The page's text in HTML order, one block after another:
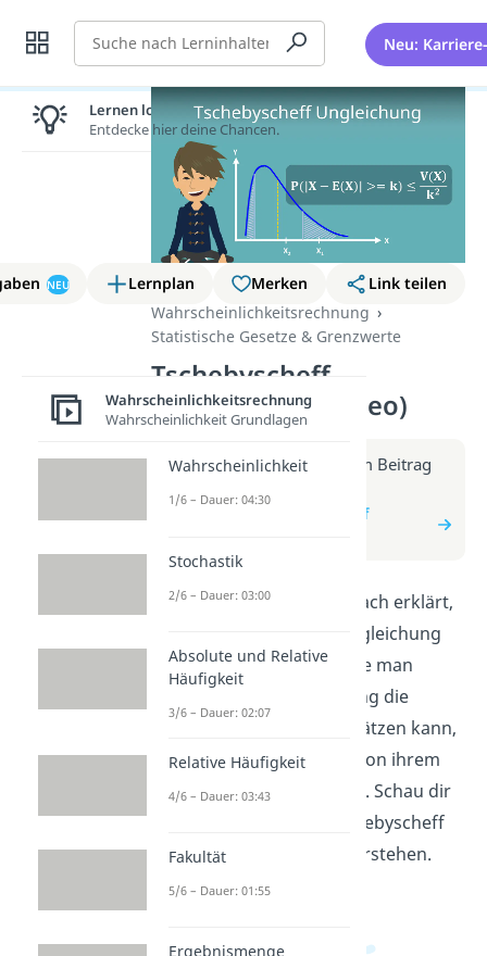
Suche Neu:
NEU Lernplan Merken
Link teilen
Wahrscheinlichkeitsrechnung
Statistische Gesetze & Grenzwerte
Tschebyscheff
Ungleichung (Video)
Weitere Infos erhältst du im Beitrag
zum Video
zum Beitrag: Tschebyscheff
In diesem Video wird einfach erklärt,
wie die Tschebyscheff Ungleichung
funktioniert. Du lernst, wie man
anhand dieser Ungleichung die
Wahrscheinlichkeit abschätzen kann,
dass eine Zufallsvariable von ihrem
Erwartungswert abweicht. Schau dir
das Video an, um die Tschebyscheff
Ungleichung besser zu verstehen.
Lernen lohnt sich!
Entdecke hier deine Chancen.
Wahrscheinlichkeitsrechnung
Wahrscheinlichkeit Grundlagen
Wahrscheinlichkeit
1/6 – Dauer: 04:30
Stochastik
2/6 – Dauer: 03:00
Absolute und Relative
Häufigkeit
3/6 – Dauer: 02:07
Relative Häufigkeit
4/6 – Dauer: 03:43
Fakultät
5/6 – Dauer: 01:55
Ergebnismenge